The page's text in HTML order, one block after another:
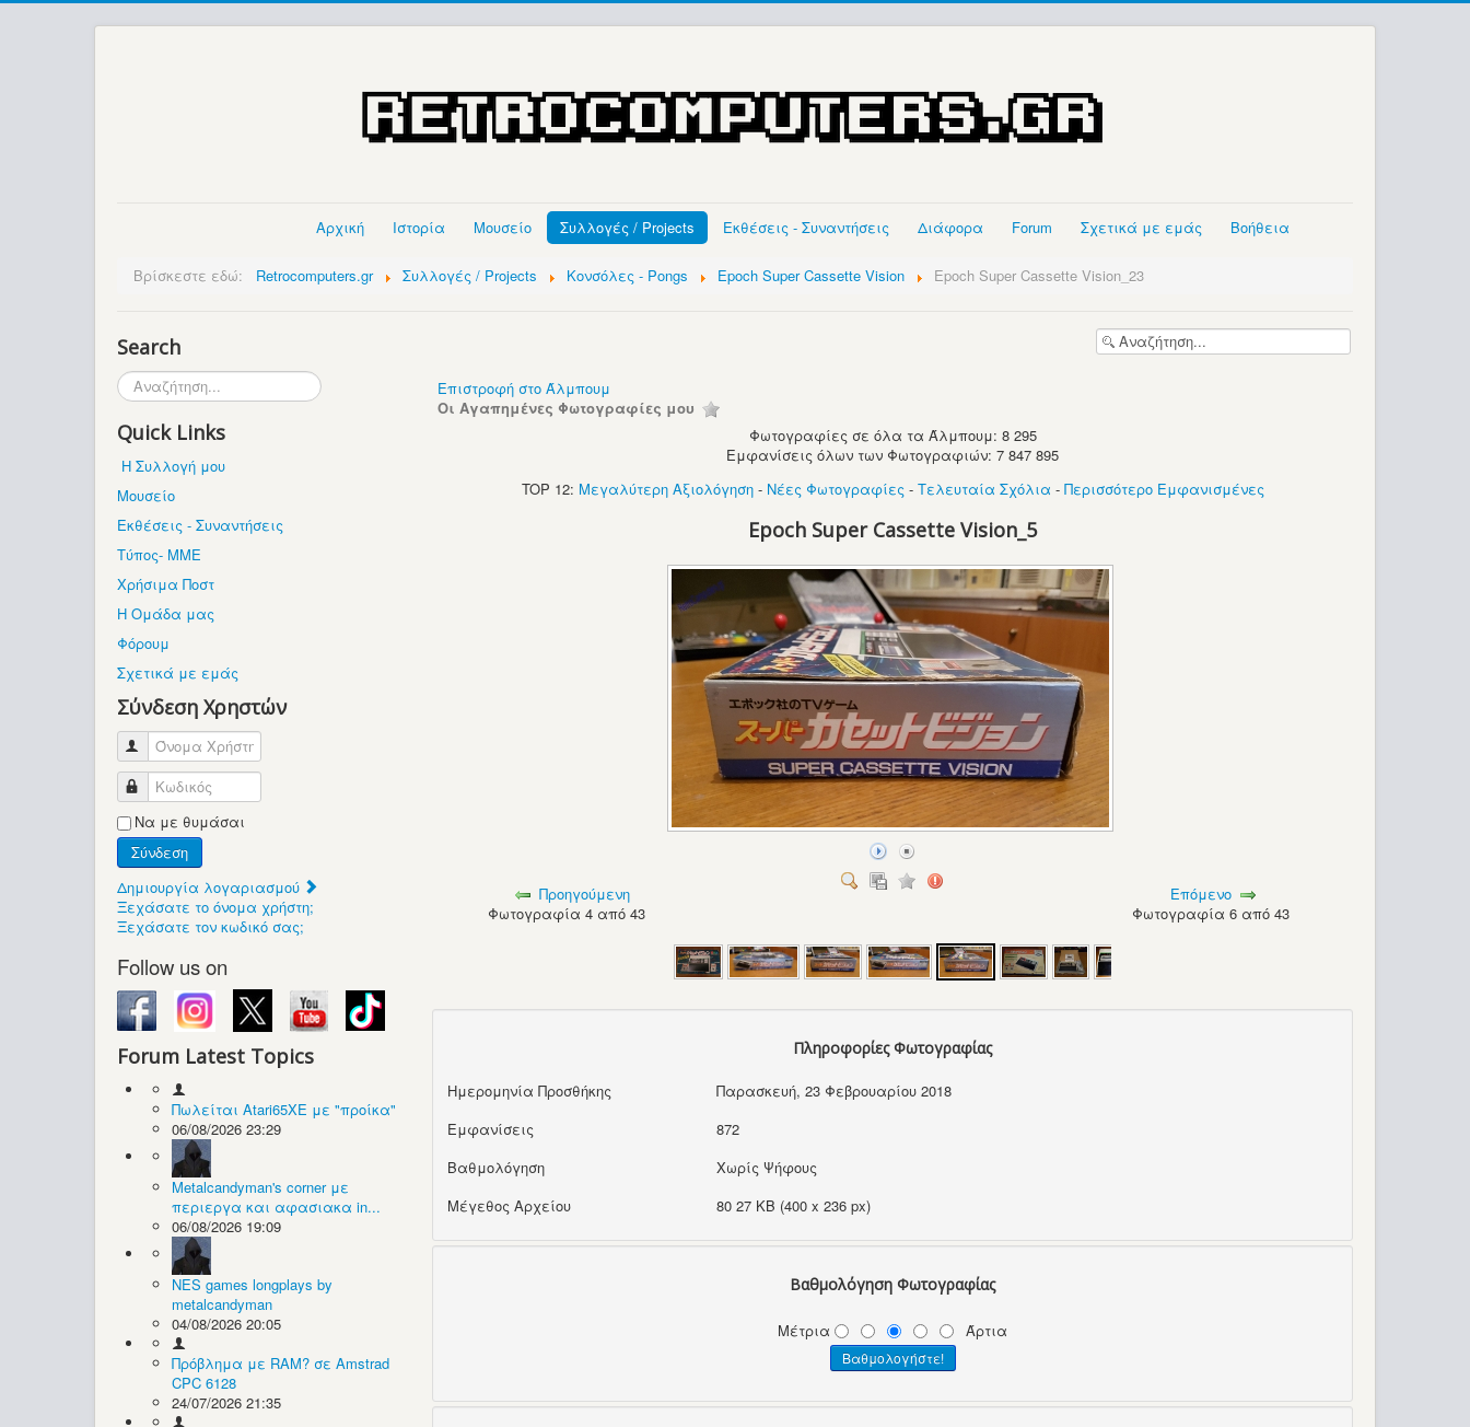
Αρχική Ιστορία Μουσείο Συλλογές / Projects Εκθέσεις - Συναντήσεις Διάφορα Forum Σχετικά με εμάς Βοήθεια
Βρίσκεστε εδώ: Retrocomputers.gr Συλλογές / Projects Κονσόλες - Pongs Epoch Super Cassette Vision Epoch Super Cassette Vision_23
Search
Αναζήτηση...
Quick Links
Η Συλλογή μου
Μουσείο
Εκθέσεις - Συναντήσεις
Τύπος- ΜΜΕ
Χρήσιμα Ποστ
Η Ομάδα μας
Φόρουμ
Σχετικά με εμάς
Σύνδεση Χρηστών
Όνομα Χρήστη
Κωδικός
Να με θυμάσαι
Σύνδεση
Δημιουργία λογαριασμού
Ξεχάσατε το όνομα χρήστη;
Ξεχάσατε τον κωδικό σας;
Follow us on
Forum Latest Topics
Πωλείται Atari65XE με "προίκα"
06/08/2026 23:29
Metalcandyman's corner με
περιεργα και αφασιακα in...
06/08/2026 19:09
NES games longplays by
metalcandyman
04/08/2026 20:05
Πρόβλημα με RAM? σε Amstrad
CPC 6128
24/07/2026 21:35
Επιστροφή στο Άλμπουμ
Οι Αγαπημένες Φωτογραφίες μου
Φωτογραφίες σε όλα τα Άλμπουμ: 8 295
Εμφανίσεις όλων των Φωτογραφιών: 7 847 895
TOP 12: Μεγαλύτερη Αξιολόγηση- Νέες Φωτογραφίες - Τελευταία Σχόλια - Περισσότερο Εμφανισμένες
Epoch Super Cassette Vision_5
Προηγούμενη
Φωτογραφία 4 από 43
Επόμενο
Φωτογραφία 6 από 43
Πληροφορίες Φωτογραφίας
Ημερομηνία Προσθήκης
Παρασκευή, 23 Φεβρουαρίου 2018
Εμφανίσεις
872
Βαθμολόγηση
Χωρίς Ψήφους
Μέγεθος Αρχείου
80 27 KB (400 x 236 px)
Βαθμολόγηση Φωτογραφίας
Μέτρια Άρτια